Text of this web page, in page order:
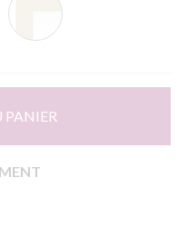
PANIER